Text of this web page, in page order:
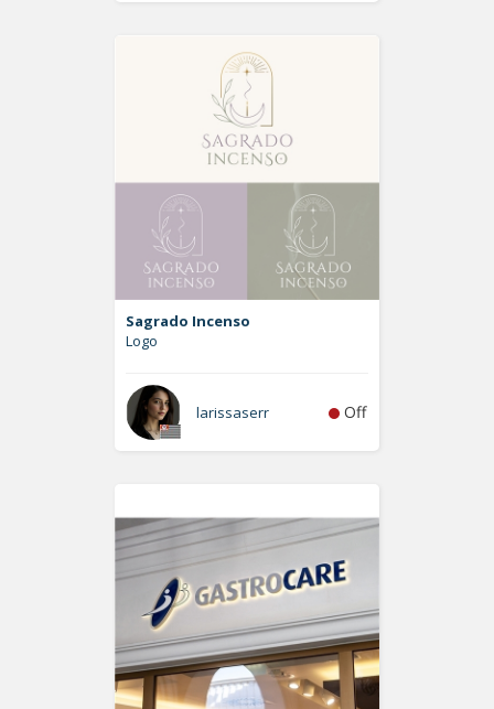
Sagrado Incenso
Logo
larissaserr Off